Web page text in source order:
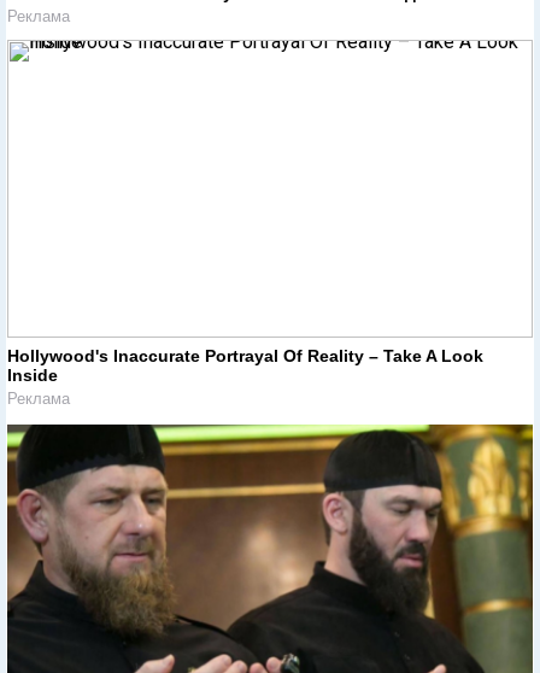
Реклама
Hollywood's Inaccurate Portrayal Of Reality – Take A Look
Inside
Реклама